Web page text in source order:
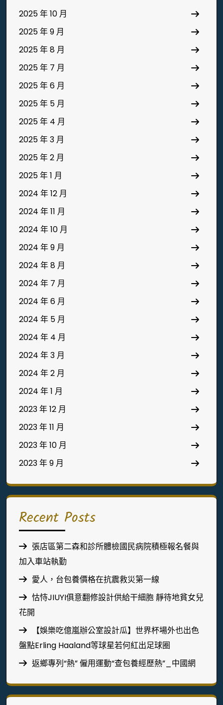
2025 年 10 月
2025 年 9 月
2025 年 8 月
2025 年 7 月
2025 年 6 月
2025 年 5 月
2025 年 4 月
2025 年 3 月
2025 年 2 月
2025 年 1 月
2024 年 12 月
2024 年 11 月
2024 年 10 月
2024 年 9 月
2024 年 8 月
2024 年 7 月
2024 年 6 月
2024 年 5 月
2024 年 4 月
2024 年 3 月
2024 年 2 月
2024 年 1 月
2023 年 12 月
2023 年 11 月
2023 年 10 月
2023 年 9 月
Recent Posts
張店區第二森和診所體檢國民病院積極報名餐與
加入車站執勤
愛人，台包養價格在抗震救災第一線
怙恃JIUYI俱意翻修設計供給干細胞 靜待地貧女兒
花開
【娛樂吃億嵐辦公室設計瓜】世界杯場外也出色
盤點Erling Haaland等球星若何紅出足球圈
返鄉專列“熱” 僱用運動“查包養經歷熱”_中國網